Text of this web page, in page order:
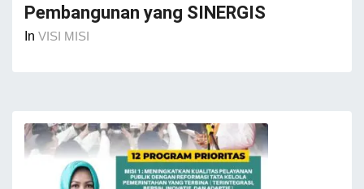
Pembangunan yang SINERGIS
In VISI MISI